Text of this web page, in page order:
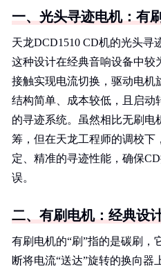
一、光头寻迹电机：有
天龙DCD1510 CD机的光头寻
这种设计在经典音响设备中较
接触实现电流切换，驱动电机
结构简单、成本较低，且启动
的寻迹系统。虽然相比无刷电
筹，但在天龙工程师的调校下
定、精准的寻迹性能，确保
误。
二、有刷电机：经典设
有刷电机的“刷”指的是碳刷，
断将电流“送达”旋转的换向